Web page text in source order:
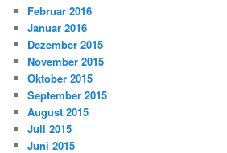
Februar 2016
Januar 2016
Dezember 2015
November 2015
Oktober 2015
September 2015
August 2015
Juli 2015
Juni 2015